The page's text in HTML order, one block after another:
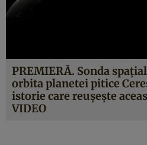
PREMIERĂ. Sonda
orbita planetei pitice
istorie care reuşeşte
VIDEO